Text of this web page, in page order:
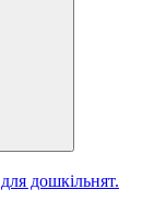
дошкільнят.